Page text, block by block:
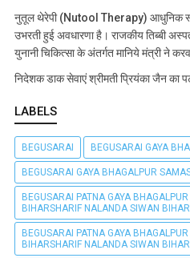
नुतूल थेरेपी (Nutool Therapy) आधुनिक
उभरती हुई अवधारणा है। राजकीय तिब्बी
युनानी चिकित्सा के अंतर्गत मानिये मंत्री ने
निदेशक डाक सेवाएं श्रीमती प्रियंका जैन का
LABELS
BEGUSARAI BEGUSARAI GAYA
BEGUSARAI GAYA BHAGALPUR
BEGUSARAI PATNA GAYA BHAGALPUR
BIHARSHARIF NALANDA SIWAN BIHAR
BEGUSARAI PATNA GAYA BHAGALPUR
BIHARSHARIF NALANDA SIWAN BIHAR